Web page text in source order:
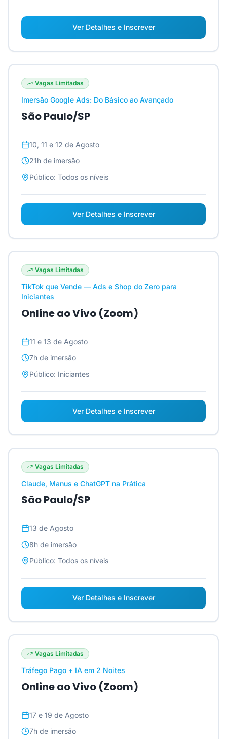
Ver Detalhes e Inscrever
Vagas Limitadas
Imersão Google Ads: Do Básico ao Avançado
São Paulo/SP
10, 11 e 12 de Agosto
21h de imersão
Público: Todos os níveis
Ver Detalhes e Inscrever
Vagas Limitadas
TikTok que Vende — Ads e Shop do Zero para
Iniciantes
Online ao Vivo (Zoom)
11 e 13 de Agosto
7h de imersão
Público: Iniciantes
Ver Detalhes e Inscrever
Vagas Limitadas
Claude, Manus e ChatGPT na Prática
São Paulo/SP
13 de Agosto
8h de imersão
Público: Todos os níveis
Ver Detalhes e Inscrever
Vagas Limitadas
Tráfego Pago + IA em 2 Noites
Online ao Vivo (Zoom)
17 e 19 de Agosto
7h de imersão